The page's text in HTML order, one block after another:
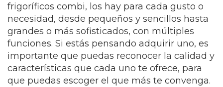
frigoríficos combi, los hay para cada gusto o
necesidad, desde pequeños y sencillos hasta
grandes o más sofisticados, con múltiples
funciones. Si estás pensando adquirir uno, es
importante que puedas reconocer la calidad y
características que cada uno te ofrece, para
que puedas escoger el que más te convenga.